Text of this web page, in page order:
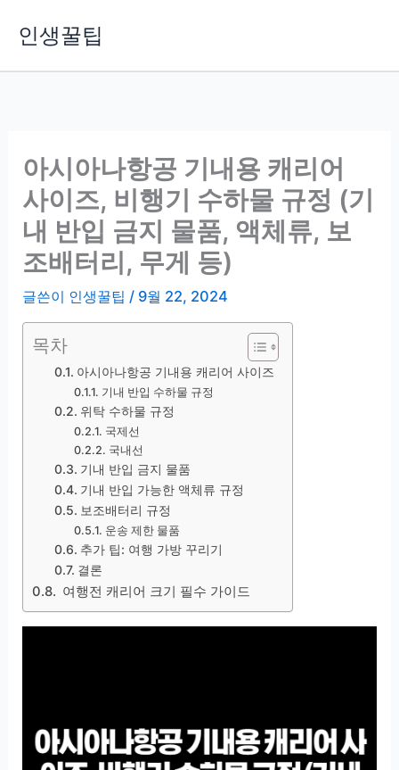
인생꿀팁
아시아나항공 기내용 캐리어
사이즈, 비행기 수하물 규정 (기
내 반입 금지 물품, 액체류, 보
조배터리, 무게 등)
글쓴이 인생꿀팁 / 9월 22, 2024
목차
아시아나항공 기내용 캐리어 사이즈
기내 반입 수하물 규정
위탁 수하물 규정
국제선
국내선
기내 반입 금지 물품
기내 반입 가능한 액체류 규정
보조배터리 규정
운송 제한 물품
추가 팁: 여행 가방 꾸리기
결론
여행전 캐리어 크기 필수 가이드